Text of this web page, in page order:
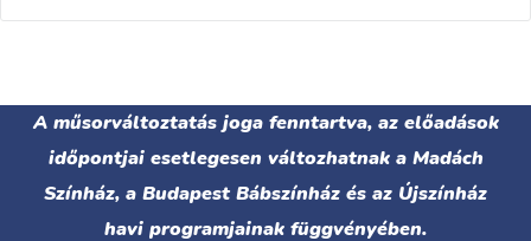
A műsorváltoztatás joga fenntartva, az előadások
időpontjai esetlegesen változhatnak a Madách
Színház, a Budapest Bábszínház és az Újszínház
havi programjainak függvényében.